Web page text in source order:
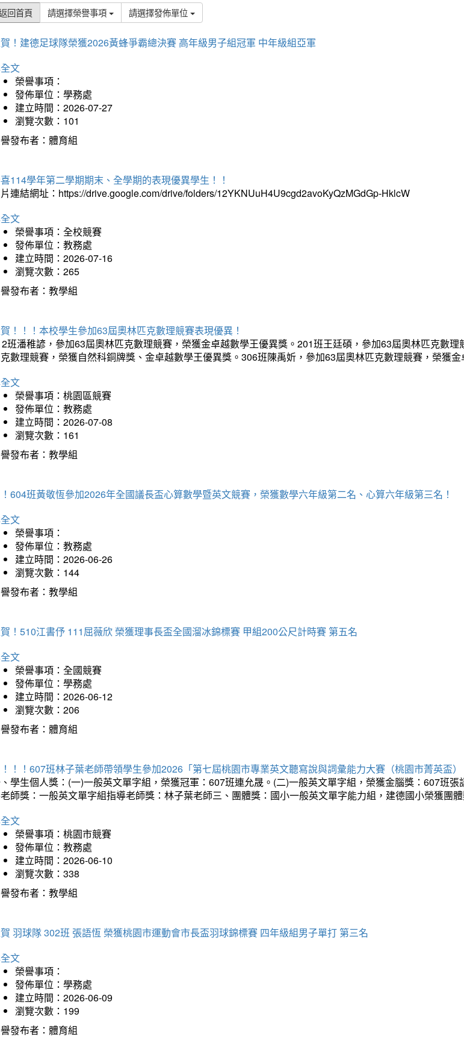
回首頁 請選擇榮譽事項 請選擇發佈單位
！建德足球隊榮獲2026黃蜂爭霸總決賽 高年級男子組冠軍 中年級組亞軍
文
榮譽事項：
發佈單位：學務處
建立時間：2026-07-27
瀏覽次數：101
發布者：體育組
114學年第二學期期末、全學期的表現優異學生！！
連結網址：https://drive.google.com/drive/folders/12YKNUuH4U9cgd2avoKyQzMGdGp-HklcW
文
榮譽事項：全校競賽
發佈單位：教務處
建立時間：2026-07-16
瀏覽次數：265
發布者：教學組
！！！本校學生參加63屆奧林匹克數理競賽表現優異！
班潘稚諺，參加63屆奧林匹克數理競賽，榮獲金卓越數學王優異獎。201班王廷碩，參加63屆奧林匹克數
數理競賽，榮獲自然科銅牌獎、金卓越數學王優異獎。306班陳禹妡，參加63屆奧林匹克數理競賽，榮獲
文
榮譽事項：桃園區競賽
發佈單位：教務處
建立時間：2026-07-08
瀏覽次數：161
發布者：教學組
604班黃敬恆參加2026年全國議長盃心算數學暨英文競賽，榮獲數學六年級第二名、心算六年級第三名！
文
榮譽事項：
發佈單位：教務處
建立時間：2026-06-26
瀏覽次數：144
發布者：教學組
！510江書伃 111屈薇欣 榮獲理事長盃全國溜冰錦標賽 甲組200公尺計時賽 第五名
文
榮譽事項：全國競賽
發佈單位：學務處
建立時間：2026-06-12
瀏覽次數：206
發布者：體育組
！！607班林子葉老師帶領學生參加2026「第七屆桃園市專業英文聽寫說與詞彙能力大賽（桃園市菁英盃
學生個人獎：(一)一般英文單字組，榮獲冠軍：607班連允晟。(二)一般英文單字組，榮獲金腦獎：607班
師獎：一般英文單字組指導老師獎：林子葉老師三、團體獎：國小一般英文單字能力組，建德國小榮獲團體
文
榮譽事項：桃園市競賽
發佈單位：教務處
建立時間：2026-06-10
瀏覽次數：338
發布者：教學組
羽球隊 302班 張語恆 榮獲桃園市運動會市長盃羽球錦標賽 四年級組男子單打 第三名
文
榮譽事項：
發佈單位：學務處
建立時間：2026-06-09
瀏覽次數：199
發布者：體育組